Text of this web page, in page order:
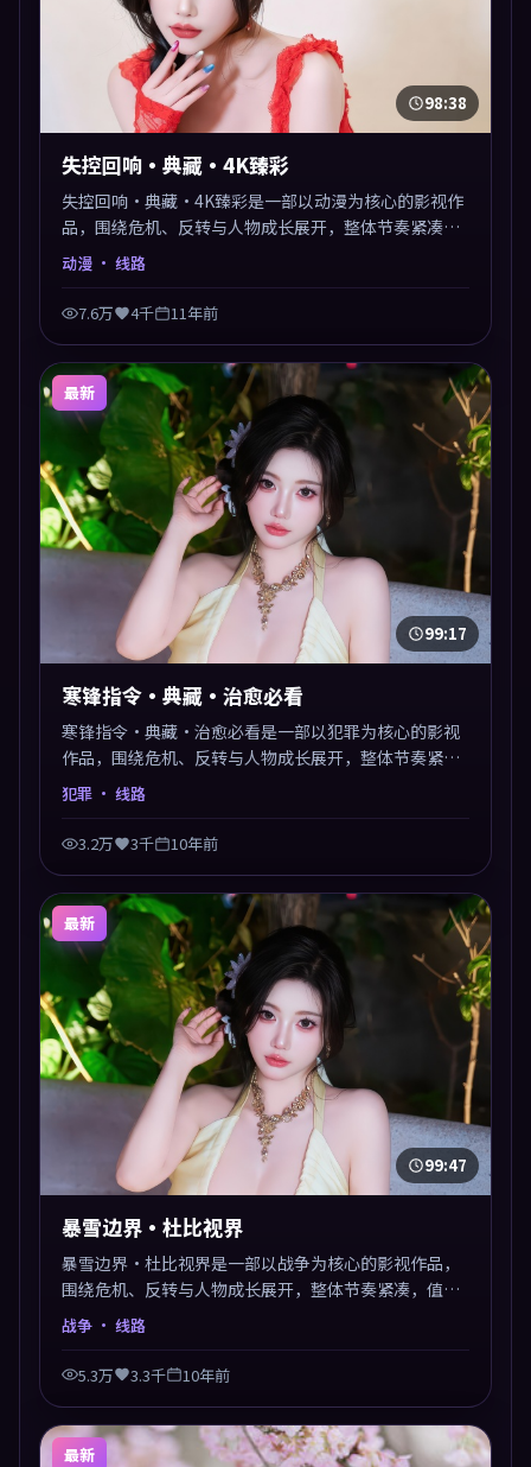
98:38
失控回响·典藏·4K臻彩
失控回响·典藏·4K臻彩是一部以动漫为核心的影视作
品，围绕危机、反转与人物成长展开，整体节奏紧凑，
值得推荐观看。
动漫 · 线路
7.6万 4千 11年前
最新
99:17
寒锋指令·典藏·治愈必看
寒锋指令·典藏·治愈必看是一部以犯罪为核心的影视
作品，围绕危机、反转与人物成长展开，整体节奏紧
凑，值得推荐观看。
犯罪 · 线路
3.2万 3千 10年前
最新
99:47
暴雪边界·杜比视界
暴雪边界·杜比视界是一部以战争为核心的影视作品，
围绕危机、反转与人物成长展开，整体节奏紧凑，值得
推荐观看。
战争 · 线路
5.3万 3.3千 10年前
最新